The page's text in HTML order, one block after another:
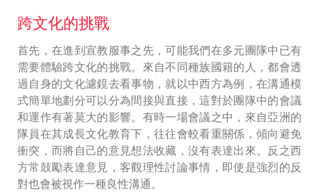
跨文化的挑戰
首先，在進到宣教服事之先，可能我們在多元團隊中已有
需要體驗跨文化的挑戰。來自不同種族國籍的人，都會透
過自身的文化濾鏡去看事物，就以中西方為例，在溝通模
式簡單地劃分可以分為間接與直接，這對於團隊中的會議
和運作有著莫大的影響。有時一場會議之中，來自亞洲的
隊員在其成長文化教育下，往往會較看重關係，傾向避免
衝突，而將自己的意見想法收藏，沒有表達出來。反之西
方常鼓勵表達意見，客觀理性討論事情，即使是強烈的反
對也會被視作一種良性溝通。